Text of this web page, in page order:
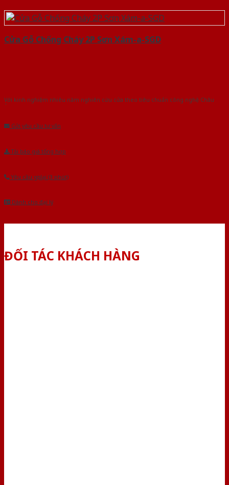
Cửa Gỗ Chống Cháy 2P Sơn Xám-a-SGD
Với kinh nghiệm nhiêu năm nghiên cứu cửa theo tiêu chuẩn công nghệ Châu
Gửi yêu cầu tư vấn
Tải báo giá tổng hợp
Yêu cầu gọi lại (3 phút)
Dành cho đại lý
ĐỐI TÁC KHÁCH HÀNG